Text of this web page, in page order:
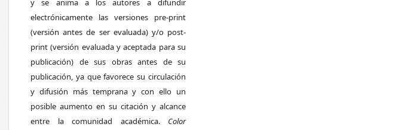
y se anima a los autores a difundir
electrónicamente las versiones pre-print
(versión antes de ser evaluada) y/o post-
print (versión evaluada y aceptada para su
publicación) de sus obras antes de su
publicación, ya que favorece su circulación
y difusión más temprana y con ello un
posible aumento en su citación y alcance
entre la comunidad académica. Color